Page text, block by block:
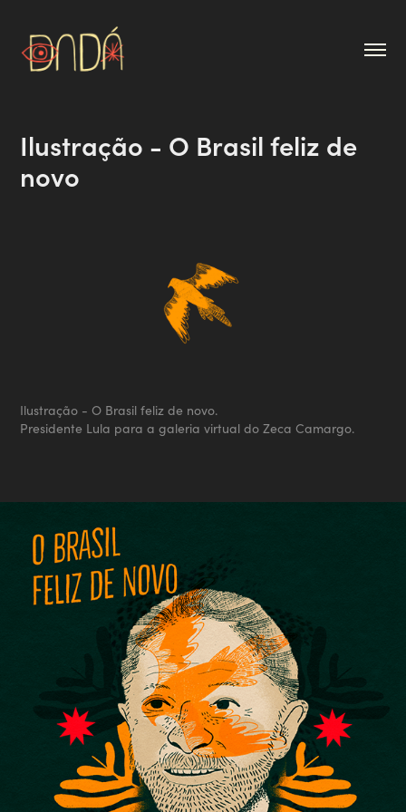
Ilustração - O Brasil feliz de
novo
Ilustração - O Brasil feliz de novo.
Presidente Lula para a galeria virtual do Zeca Camargo.